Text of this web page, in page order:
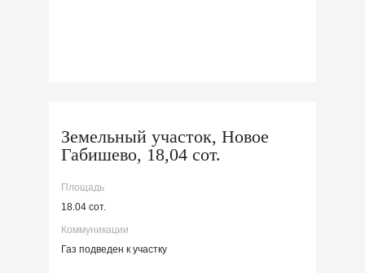
Земельный участок, Новое
Габишево, 18,04 сот.
Площадь
18.04 сот.
Коммуникации
Газ подведен к участку